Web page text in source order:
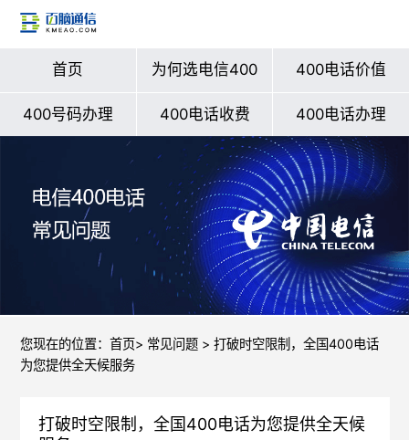
首页 为何选电信400 400电话价值
400号码办理 400电话收费 400电话办理
您现在的位置： 首页> 常见问题> 打破时空限制，全国400电话
为您提供全天候服务
打破时空限制，全国400电话为您提供全天候